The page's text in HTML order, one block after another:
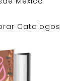
Catalogos